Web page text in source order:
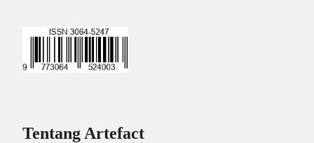
Tentang Artefact